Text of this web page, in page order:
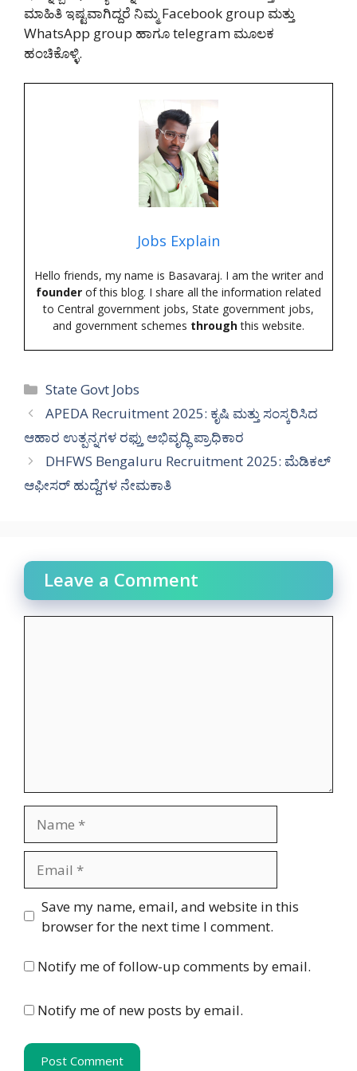
ಮಾಹಿತಿ ಇಷ್ಟವಾಗಿದ್ದರೆ ನಿಮ್ಮ Facebook group ಮತ್ತು
WhatsApp group ಹಾಗೂ telegram ಮೂಲಕ
ಹಂಚಿಕೊಳ್ಳಿ.
Jobs Explain
Hello friends, my name is Basavaraj. I am the writer and
founder of this blog. I share all the information related
to Central government jobs, State government jobs,
and government schemes throughthis website.
Categories
State Govt Jobs
APEDA Recruitment 2025: ಕೃಷಿ ಮತ್ತು ಸಂಸ್ಕರಿಸಿದ
ಆಹಾರ ಉತ್ಪನ್ನಗಳ ರಫ್ತು ಅಭಿವೃದ್ಧಿ ಪ್ರಾಧಿಕಾರ
DHFWS Bengaluru Recruitment 2025: ಮೆಡಿಕಲ್
ಆಫೀಸರ್ ಹುದ್ದೆಗಳ ನೇಮಕಾತಿ
Leave a Comment
Website
Save my name, email, and website in this
browser for the next time I comment.
Notify me of follow-up comments by email.
Notify me of new posts by email.